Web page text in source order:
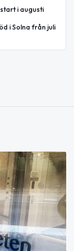
i augusti
i Solna från juli